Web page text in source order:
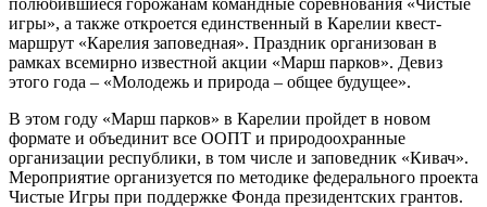
игры», а также откроется единственный в Карелии квест-
маршрут «Карелия заповедная». Праздник организован в
рамках всемирно известной акции «Марш парков». Девиз
этого года – «Молодежь и природа – общее будущее».
В этом году «Марш парков» в Карелии пройдет в новом
формате и объединит все ООПТ и природоохранные
организации республики, в том числе и заповедник «Кивач».
Мероприятие организуется по методике федерального проекта
Чистые Игры при поддержке Фонда президентских грантов.